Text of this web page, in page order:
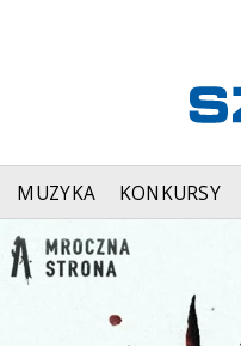
MUZYKA KONKURSY